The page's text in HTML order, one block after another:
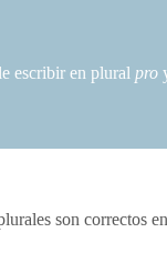
escribir en plural pro
son correctos